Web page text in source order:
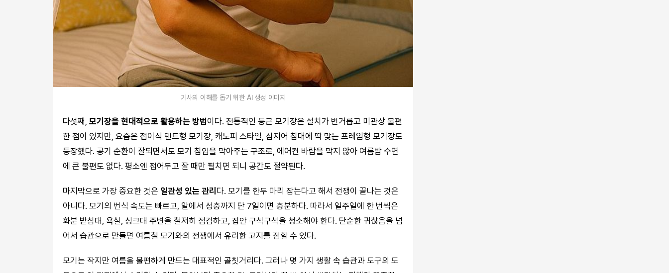
기사의 이해를 돕기 위한 AI 생성 이미지
다섯째, 모기장을 현대적으로 활용하는 방법 이다. 전통적인 둥근 모기장은 설치가 번거롭고 미관상 불편
한 점이 있지만, 요즘은 접이식 텐트형 모기장, 캐노피 스타일, 심지어 침대에 딱 맞는 프레임형 모기장도
등장했다. 공기 순환이 잘되면서도 모기 침입을 막아주는 구조로, 에어컨 바람을 막지 않아 여름밤 수면
에 큰 불편도 없다. 평소엔 접어두고 잘 때만 펼치면 되니 공간도 절약된다.
마지막으로 가장 중요한 것은 일관성 있는 관리 다. 모기를 한두 마리 잡는다고 해서 전쟁이 끝나는 것은
아니다. 모기의 번식 속도는 빠르고, 알에서 성충까지 단 7일이면 충분하다. 따라서 일주일에 한 번씩은
화분 받침대, 욕실, 싱크대 주변을 철저히 점검하고, 집안 구석구석을 청소해야 한다. 단순한 귀찮음을 넘
어서 습관으로 만들면 여름철 모기와의 전쟁에서 유리한 고지를 점할 수 있다.
모기는 작지만 여름을 불편하게 만드는 대표적인 골칫거리다. 그러나 몇 가지 생활 속 습관과 도구의 도